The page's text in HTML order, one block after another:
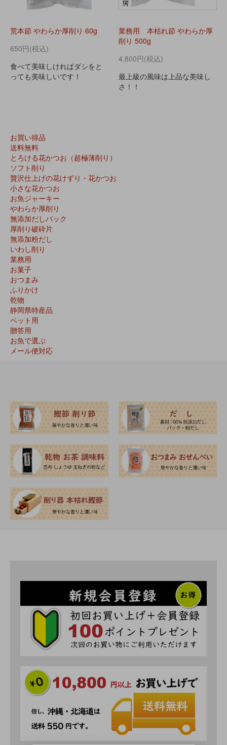
荒本節 やわらか厚削り 60g
650円(税込)
食べて美味しければダシをと
っても美味しいです！
業務用 本枯れ節 やわらか厚
削り 500g
4,800円(税込)
最上級の風味は上品な美味し
さ！！
お買い得品
送料無料
とろける花かつお（超極薄削り）
ソフト削り
贅沢仕上げの花けずり・花かつお
小さな花かつお
お魚ジャーキー
やわらか厚削り
無添加だしパック
厚削り破砕片
無添加粉だし
いわし削り
業務用
お菓子
おつまみ
ふりかけ
乾物
静岡県特産品
ペット用
贈答用
お魚で選ぶ
メール便対応